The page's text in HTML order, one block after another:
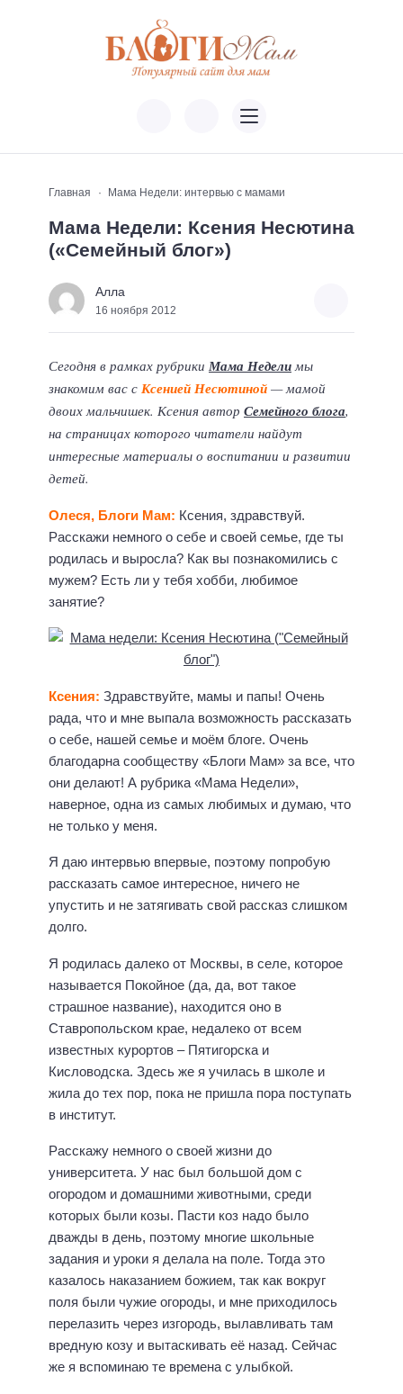
Главная Мама Недели: интервью с мамами
Мама Недели: Ксения Несютина
(«Семейный блог»)
Алла
16 ноября 2012
Сегодня в рамках рубрики Мама Неделимы
знакомим вас с Ксенией Несютиной — мамой
двоих мальчишек. Ксения автор Семейного блога,
на страницах которого читатели найдут
интересные материалы о воспитании и развитии
детей.
Олеся, Блоги Мам: Ксения, здравствуй.
Расскажи немного о себе и своей семье, где ты
родилась и выросла? Как вы познакомились с
мужем? Есть ли у тебя хобби, любимое
занятие?
Ксения: Здравствуйте, мамы и папы! Очень
рада, что и мне выпала возможность рассказать
о себе, нашей семье и моём блоге. Очень
благодарна сообществу «Блоги Мам» за все, что
они делают! А рубрика «Мама Недели»,
наверное, одна из самых любимых и думаю, что
не только у меня.
Я даю интервью впервые, поэтому попробую
рассказать самое интересное, ничего не
упустить и не затягивать свой рассказ слишком
долго.
Я родилась далеко от Москвы, в селе, которое
называется Покойное (да, да, вот такое
страшное название), находится оно в
Ставропольском крае, недалеко от всем
известных курортов – Пятигорска и
Кисловодска. Здесь же я училась в школе и
жила до тех пор, пока не пришла пора поступать
в институт.
Расскажу немного о своей жизни до
университета. У нас был большой дом с
огородом и домашними животными, среди
которых были козы. Пасти коз надо было
дважды в день, поэтому многие школьные
задания и уроки я делала на поле. Тогда это
казалось наказанием божием, так как вокруг
поля были чужие огороды, и мне приходилось
перелазить через изгородь, вылавливать там
вредную козу и вытаскивать её назад. Сейчас
же я вспоминаю те времена с улыбкой.